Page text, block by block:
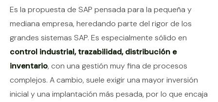
Es la propuesta de SAP pensada para la pequeña y
mediana empresa, heredando parte del rigor de los
grandes sistemas SAP. Es especialmente sólido en
control industrial, trazabilidad, distribución e
inventario, con una gestión muy fina de procesos
complejos. A cambio, suele exigir una mayor inversión
inicial y una implantación más pesada, por lo que encaja